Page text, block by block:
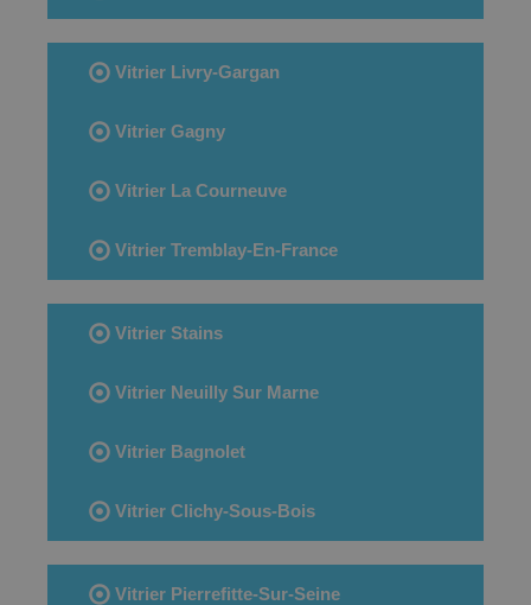
Vitrier Livry-Gargan
Vitrier Gagny
Vitrier La Courneuve
Vitrier Tremblay-En-France
Vitrier Stains
Vitrier Neuilly Sur Marne
Vitrier Bagnolet
Vitrier Clichy-Sous-Bois
Vitrier Pierrefitte-Sur-Seine